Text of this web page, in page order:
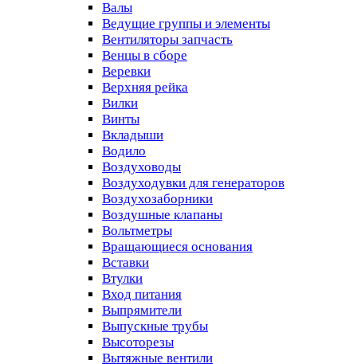
Валы
Ведущие группы и элементы
Вентиляторы запчасть
Венцы в сборе
Веревки
Верхняя рейка
Вилки
Винты
Вкладыши
Водило
Воздуховоды
Воздуходувки для генераторов
Воздухозаборники
Воздушные клапаны
Вольтметры
Вращающиеся основания
Вставки
Втулки
Вход питания
Выпрямители
Выпускные трубы
Высоторезы
Вытяжные вентили